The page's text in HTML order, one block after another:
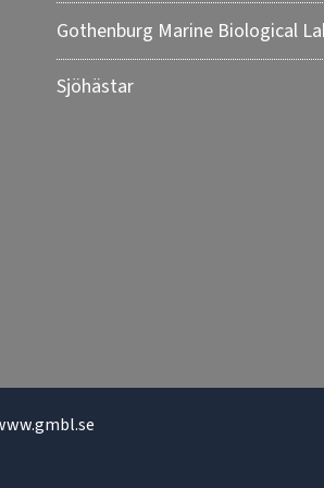
Gothenburg Marine Biological
Sjöhästar